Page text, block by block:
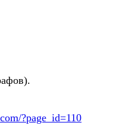
?page_id=110